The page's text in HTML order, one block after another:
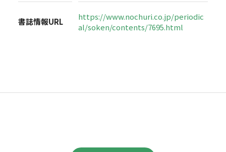
書誌情報URL
https://www.nochuri.co.jp/periodic
al/soken/contents/7695.html